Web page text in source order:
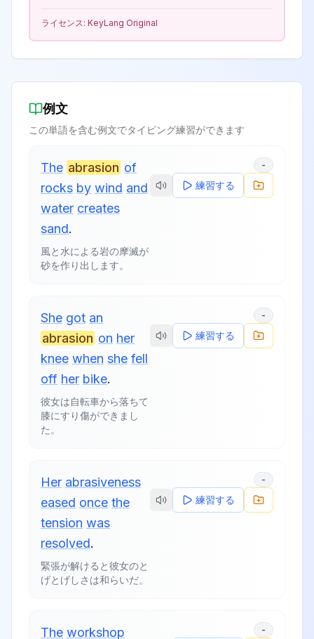
ライセンス: KeyLang Original
例文
この単語を含む例文でタイピング練習ができます
The abrasion of
rocks by wind and
water creates
sand.
風と水による岩の摩滅が
砂を作り出します。
-
練習する
She got an
abrasion on her
knee when she fell
off her bike.
彼女は自転車から落ちて
膝にすり傷ができまし
た。
-
練習する
Her abrasiveness
eased once the
tension was
resolved.
緊張が解けると彼女のと
げとげしさは和らいだ。
-
練習する
The workshop -